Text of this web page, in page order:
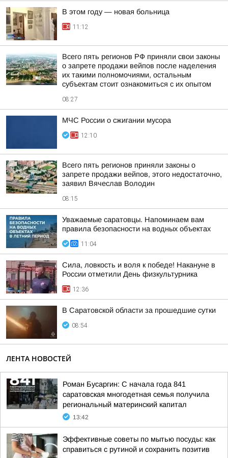
В этом году — новая больница
11:12
Всего пять регионов РФ приняли свои законы
о запрете продажи вейпов после наделения
их такими полномочиями, остальным
субъектам стоит ознакомиться с их опытом
08:27
МЧС России о сжигании мусора
12:10
Всего пять регионов приняли законы о
запрете продажи вейпов, этого недостаточно,
заявил Вячеслав Володин
08:15
Уважаемые саратовцы. Напоминаем вам
правила безопасности на водных объектах
11:04
Сила, ловкость и воля к победе! Накануне в
России отметили День физкультурника
12:36
В Саратовской области за прошедшие сутки
08:54
ЛЕНТА НОВОСТЕЙ
Роман Бусаргин: С начала года 841
саратовская многодетная семья получила
региональный материнский капитал
13:42
Эффективные советы по мытью посуды: как
справиться с рутиной и сохранить позитив